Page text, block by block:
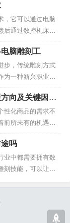
、雕刻机控制器
上有各种不同类型
，它可以通过电脑
通过数控机床进
料进行高精度、高
广告、艺术、工
。电脑雕刻工作人
脑雕刻工
步，传统雕刻方式
一种新兴职业，
电脑雕刻工的岗位
的优势。1、岗位
雕刻的工作者，其
向及关键因素
性化商品的需求不
所未有的机遇和
机被誉为是“智能制
雕刻行业带来了巨
度、高质量的雕刻
吗
业中都需要拥有数
技能，可以让你
在数字时代，数字